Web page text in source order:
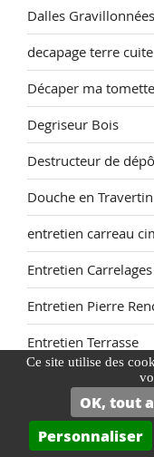
Ce site utilise des
OK, tout
Personnaliser
Dalles Gravillonnées
decapage terre cuite
Décaper ma tomette
Degriseur Bois
Destructeur de
Douche en Travertin
entretien carreau
Entretien
Entretien Pierre
Entretien Terrasse
Entretien terre
Entretien Tomette
Est-ce que le